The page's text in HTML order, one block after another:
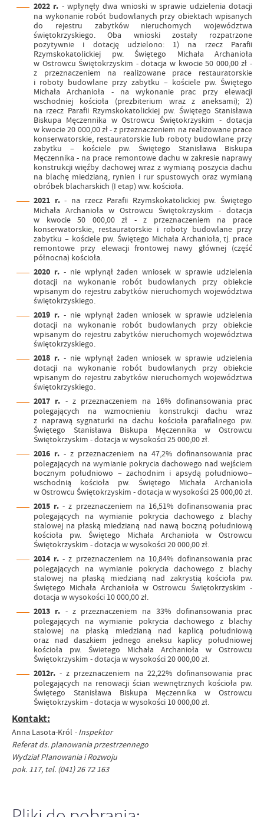
2022 r. - wpłynęły dwa wnioski w sprawie udzielenia dotacji
na wykonanie robót budowlanych przy obiektach wpisanych
do rejestru zabytków nieruchomych województwa
świętokrzyskiego. Oba wnioski zostały rozpatrzone
pozytywnie i dotację udzielono: 1) na rzecz Parafii
Rzymskokatolickiej pw. Świętego Michała Archanioła
w Ostrowcu Świętokrzyskim - dotacja w kwocie 50 000,00 zł -
z przeznaczeniem na realizowane prace restauratorskie
i roboty budowlane przy zabytku – kościele pw. Świętego
Michała Archanioła - na wykonanie prac przy elewacji
wschodniej kościoła (prezbiterium wraz z aneksami); 2)
na rzecz Parafii Rzymskokatolickiej pw. Świętego Stanisława
Biskupa Męczennika w Ostrowcu Świętokrzyskim - dotacja
w kwocie 20 000,00 zł - z przeznaczeniem na realizowane prace
konserwatorskie, restauratorskie lub roboty budowlane przy
zabytku – kościele pw. Świętego Stanisława Biskupa
Męczennika - na prace remontowe dachu w zakresie naprawy
konstrukcji więźby dachowej wraz z wymianą poszycia dachu
na blachę miedzianą, rynien i rur spustowych oraz wymianą
obróbek blacharskich (I etap) ww. kościoła.
2021 r.- na rzecz Parafii Rzymskokatolickiej pw. Świętego
Michała Archanioła w Ostrowcu Świętokrzyskim - dotacja
w kwocie 50 000,00 zł - z przeznaczeniem na prace
konserwatorskie, restauratorskie i roboty budowlane przy
zabytku – kościele pw. Świętego Michała Archanioła, tj. prace
remontowe przy elewacji frontowej nawy głównej (część
północna) kościoła.
2020 r. - nie wpłynął żaden wniosek w sprawie udzielenia
dotacji na wykonanie robót budowlanych przy obiekcie
wpisanym do rejestru zabytków nieruchomych województwa
świętokrzyskiego.
2019 r. - nie wpłynął żaden wniosek w sprawie udzielenia
dotacji na wykonanie robót budowlanych przy obiekcie
wpisanym do rejestru zabytków nieruchomych województwa
świętokrzyskiego.
2018 r.- nie wpłynął żaden wniosek w sprawie udzielenia
dotacji na wykonanie robót budowlanych przy obiekcie
wpisanym do rejestru zabytków nieruchomych województwa
świętokrzyskiego.
2017 r. - z przeznaczeniem na 16% dofinansowania prac
polegających na wzmocnieniu konstrukcji dachu wraz
z naprawą sygnaturki na dachu kościoła parafialnego pw.
Świętego Stanisława Biskupa Męczennika w Ostrowcu
Świętokrzyskim - dotacja w wysokości 25 000,00 zł.
2016 r. - z przeznaczeniem na 47,2% dofinansowania prac
polegających na wymianie pokrycia dachowego nad wejściem
bocznym południowo – zachodnim i apsydą południowo–
wschodnią kościoła pw. Świętego Michała Archanioła
w Ostrowcu Świętokrzyskim - dotacja w wysokości 25 000,00 zł.
2015 r. - z przeznaczeniem na 16,51% dofinansowania prac
polegających na wymianie pokrycia dachowego z blachy
stalowej na płaską miedzianą nad nawą boczną południową
kościoła pw. Świętego Michała Archanioła w Ostrowcu
Świętokrzyskim - dotacja w wysokości 20 000,00 zł.
2014 r.- z przeznaczeniem na 10,84% dofinansowania prac
polegających na wymianie pokrycia dachowego z blachy
stalowej na płaską miedzianą nad zakrystią kościoła pw.
Świętego Michała Archanioła w Ostrowcu Świętokrzyskim -
dotacja w wysokości 10 000,00 zł.
2013 r. - z przeznaczeniem na 33% dofinansowania prac
polegających na wymianie pokrycia dachowego z blachy
stalowej na płaską miedzianą nad kaplicą południową
oraz nad daszkiem jednego aneksu kaplicy południowej
kościoła pw. Świetego Michała Archanioła w Ostrowcu
Świętokrzyskim - dotacja w wysokości 20 000,00 zł.
2012r. - z przeznaczeniem na 22,22% dofinansowania prac
polegających na renowacji ścian wewnętrznych kościoła pw.
Świętego Stanisława Biskupa Męczennika w Ostrowcu
Świętokrzyskim - dotacja w wysokości 10 000,00 zł.
Kontakt:
Anna Lasota-Król - Inspektor
Referat ds. planowania przestrzennego
Wydział Planowania i Rozwoju
pok. 117, tel. (041) 26 72 163